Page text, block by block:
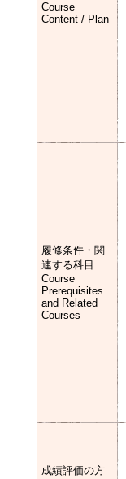
Course
Content / Plan
履修条件・関
連する科目
Course
Prerequisites
and Related
Courses
成績評価の方